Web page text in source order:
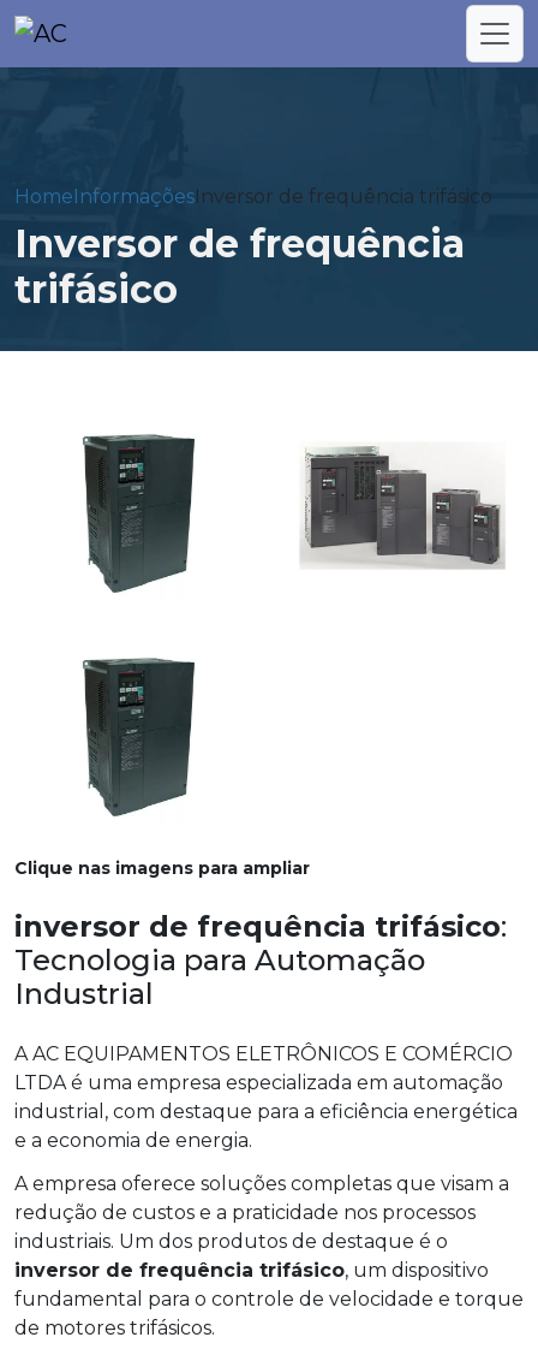
HomeInformaçõesInversor de frequência trifásico
Inversor de frequência
trifásico
Clique nas imagens para ampliar
inversor de frequência trifásico:
Tecnologia para Automação
Industrial
A AC EQUIPAMENTOS ELETRÔNICOS E COMÉRCIO
LTDA é uma empresa especializada em automação
industrial, com destaque para a eficiência energética
e a economia de energia.
A empresa oferece soluções completas que visam a
redução de custos e a praticidade nos processos
industriais. Um dos produtos de destaque é o
inversor de frequência trifásico, um dispositivo
fundamental para o controle de velocidade e torque
de motores trifásicos.